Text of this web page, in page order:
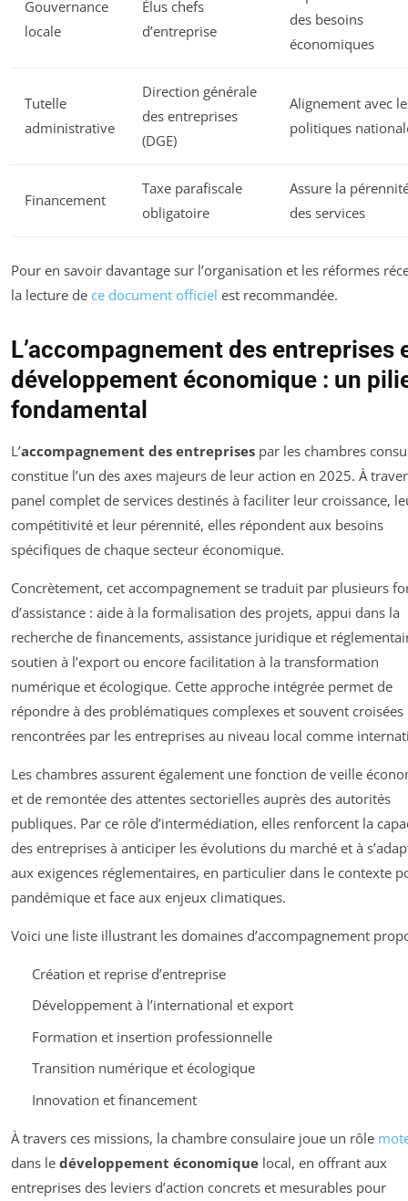
Gouvernance
locale
Élus chefs
d’entreprise
des besoins
économiques
Tutelle
administrative
Direction générale
des entreprises
(DGE)
Alignement avec
politiques
Financement
Taxe parafiscale
obligatoire
Assure la
des services
Pour en savoir davantage sur l’organisation et les réformes
la lecture de ce document officiel est recommandée.
L’accompagnement des entreprises
développement économique : un
fondamental
L’accompagnement des entreprises par les chambres
constitue l’un des axes majeurs de leur action en 2025. À
panel complet de services destinés à faciliter leur croissance,
compétitivité et leur pérennité, elles répondent aux besoins
spécifiques de chaque secteur économique.
Concrètement, cet accompagnement se traduit par plusieurs
d’assistance : aide à la formalisation des projets, appui dans la
recherche de financements, assistance juridique et
soutien à l’export ou encore facilitation à la transformation
numérique et écologique. Cette approche intégrée permet de
répondre à des problématiques complexes et souvent croisées
rencontrées par les entreprises au niveau local comme
Les chambres assurent également une fonction de veille
et de remontée des attentes sectorielles auprès des autorités
publiques. Par ce rôle d’intermédiation, elles renforcent la
des entreprises à anticiper les évolutions du marché et à
aux exigences réglementaires, en particulier dans le contexte
pandémique et face aux enjeux climatiques.
Voici une liste illustrant les domaines d’accompagnement
Création et reprise d’entreprise
Développement à l’international et export
Formation et insertion professionnelle
Transition numérique et écologique
Innovation et financement
À travers ces missions, la chambre consulaire joue un rôle
dans le développement économique local, en offrant aux
entreprises des leviers d’action concrets et mesurables pour